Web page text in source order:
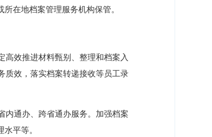
在地档案管理服务机构保管。
效推进材料甄别、整理和档案入
质效，落实档案转递接收等员工录
内通办、跨省通办服务。加强档案
平等。